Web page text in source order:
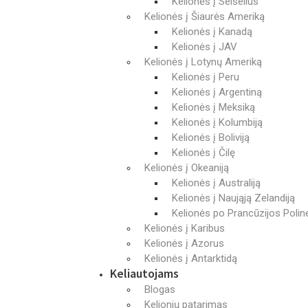
Kelionės į Šiaurės Ameriką
Kelionės į Kanadą
Kelionės į JAV
Kelionės į Lotynų Ameriką
Kelionės į Peru
Kelionės į Argentiną
Kelionės į Meksiką
Kelionės į Kolumbiją
Kelionės į Boliviją
Kelionės į Čilę
Kelionės į Okeaniją
Kelionės į Australiją
Kelionės į Naująją Zelandiją
Kelionės po Prancūzijos
Kelionės į Karibus
Kelionės į Azorus
Kelionės į Antarktidą
Keliautojams
Blogas
Kelionių patarimas